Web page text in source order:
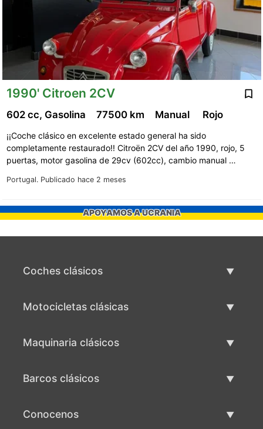
1990' Citroen 2CV
Portugal. Publicado hace 2 meses
602 cc, Gasolina 77500 km Manual Rojo
¡¡Coche clásico en excelente estado general ha sido
completamente restaurado!! Citroën 2CV del año 1990, rojo, 5
puertas, motor gasolina de 29cv (602cc), cambio manual …
APOYAMOS A UCRANIA
Coches clásicos
Motocicletas clásicas
Maquinaria clásicos
Barcos clásicos
Conocenos